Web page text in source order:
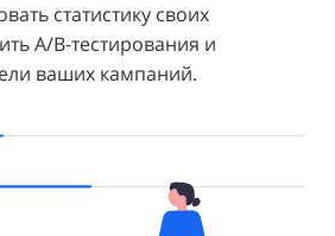
статистику своих
A/B-тестирования и
ваших кампаний.